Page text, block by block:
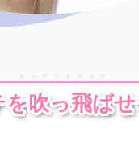
を吹っ飛ば